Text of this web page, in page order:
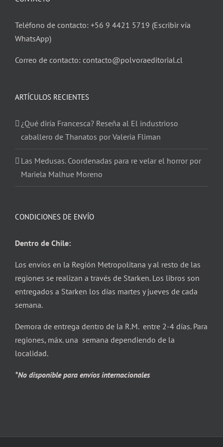
Teléfono de contacto: +56 9 4421 5719 (Escribir vía
WhatsApp)
Correo de contacto: contacto@polvoraeditorial.cl
ARTÍCULOS RECIENTES
¿Qué diría Francesca? Reseña al El industrioso
caballero de Thanatos por Valeria Fliman
Las Medusas. Coordenadas para re velar el horror por
Mariela Malhue Moreno
CONDICIONES DE ENVÍO
Dentro de Chile:
Los envíos en la Región Metropolitana y al resto de las
regiones se realizan a través de Starken. Los libros son
entregados a Starken los días martes y jueves de cada
semana.
Demora de entrega dentro de la R.M. entre 2-4 días. Para
regiones, máx. una semana dependiendo de la
localidad.
*No disponible para envíos internacionales